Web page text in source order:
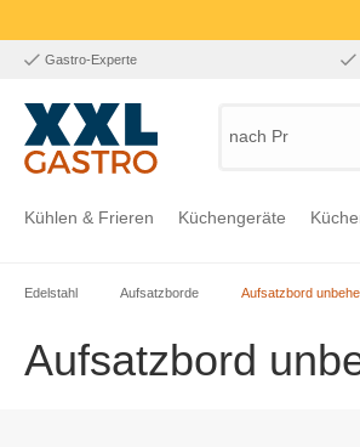
Gastro-Experte
nach Produk
Kühlen & Frieren Küchengeräte
Edelstahl Aufsatzborde Aufsatzbord
Aufsatzbord